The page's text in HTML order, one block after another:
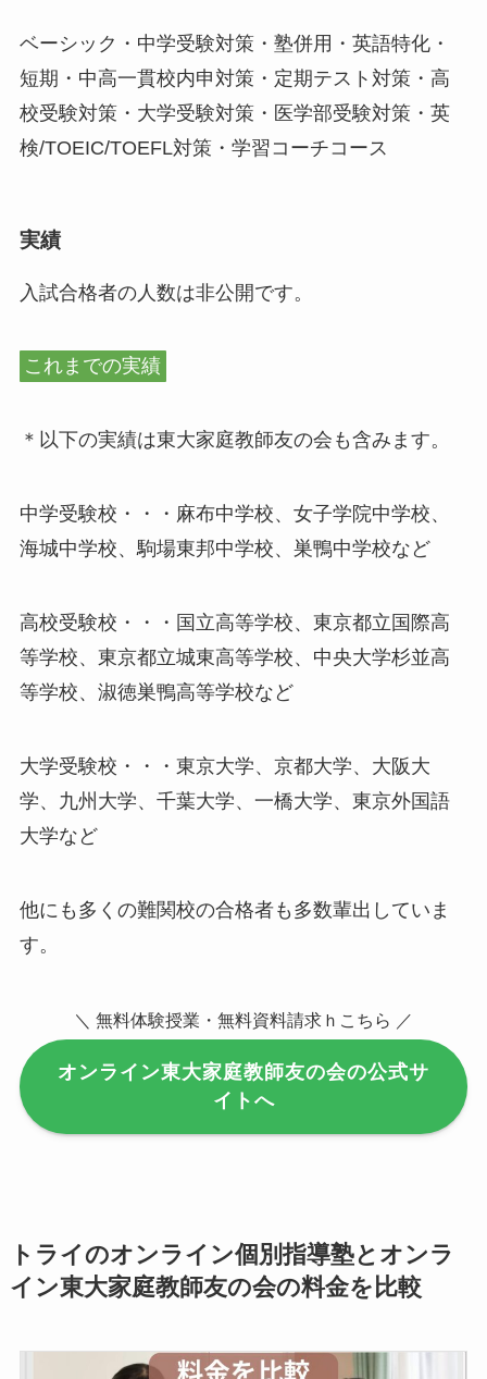
ベーシック・中学受験対策・塾併用・英語特化・
短期・中高一貫校内申対策・定期テスト対策・高
校受験対策・大学受験対策・医学部受験対策・英
検/TOEIC/TOEFL対策・学習コーチコース
実績
入試合格者の人数は非公開です。
これまでの実績
＊以下の実績は東大家庭教師友の会も含みます。
中学受験校・・・麻布中学校、女子学院中学校、
海城中学校、駒場東邦中学校、巣鴨中学校など
高校受験校・・・国立高等学校、東京都立国際高
等学校、東京都立城東高等学校、中央大学杉並高
等学校、淑徳巣鴨高等学校など
大学受験校・・・東京大学、京都大学、大阪大
学、九州大学、千葉大学、一橋大学、東京外国語
大学など
他にも多くの難関校の合格者も多数輩出していま
す。
＼ 無料体験授業・無料資料請求ｈこちら ／
オンライン東大家庭教師友の会の公式サ
イトへ
トライのオンライン個別指導塾とオンラ
イン東大家庭教師友の会の料金を比較